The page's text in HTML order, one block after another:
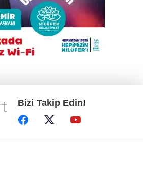
araçla 10 kilometre kaçtı, 380 bin TL
tarlalık alanı ateşe veren şüpheli
Bizi Takip Edin!